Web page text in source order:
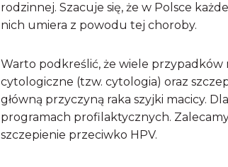
rodzinnej. Szacuje się, że w Polsce
nich umiera z powodu tej choroby.
Warto podkreślić, że wiele przypadków
cytologiczne (tzw. cytologia) oraz
główną przyczyną raka szyjki macicy.
programach profilaktycznych.
szczepienie przeciwko HPV.